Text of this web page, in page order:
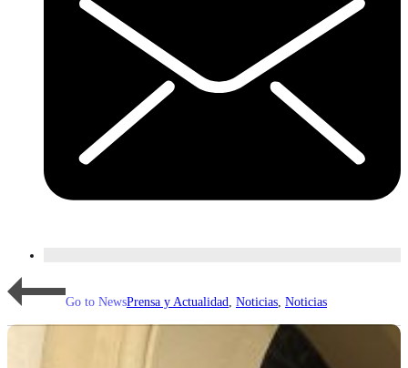
Go to NewsPrensa y Actualidad, Noticias, Noticias